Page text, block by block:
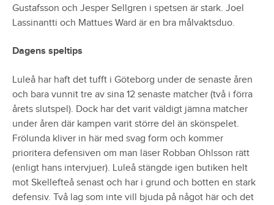
Gustafsson och Jesper Sellgren i spetsen är stark. Joel
Lassinantti och Mattues Ward är en bra målvaktsduo.
Dagens speltips
Luleå har haft det tufft i Göteborg under de senaste åren
och bara vunnit tre av sina 12 senaste matcher (två i förra
årets slutspel). Dock har det varit väldigt jämna matcher
under åren där kampen varit större del än skönspelet.
Frölunda kliver in här med svag form och kommer
prioritera defensiven om man läser Robban Ohlsson rätt
(enligt hans intervjuer). Luleå stängde igen butiken helt
mot Skellefteå senast och har i grund och botten en stark
defensiv. Två lag som inte vill bjuda på något här och det